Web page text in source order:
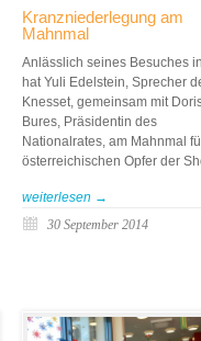
Kranzniederlegung am
Mahnmal
Anlässlich seines Besuches
hat Yuli Edelstein, Sprecher
Knesset, gemeinsam mit
Bures, Präsidentin des
Nationalrates, am Mahnmal
österreichischen Opfer der
weiterlesen →
30 September 2014